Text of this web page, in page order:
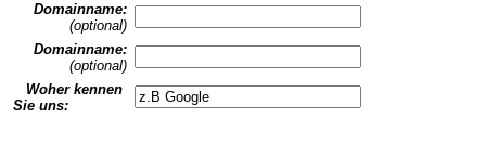
Domainname:
(optional)
Domainname:
(optional)
Woher kennen
Sie uns: